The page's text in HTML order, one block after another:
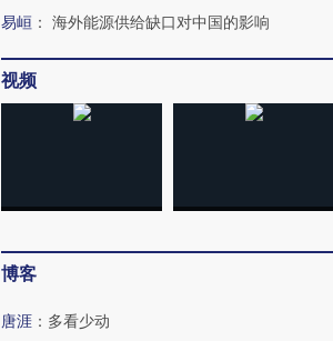
易峘 ： 海外能源供给缺口对中国的影响
视频
博客
唐涯 ： 多看少动